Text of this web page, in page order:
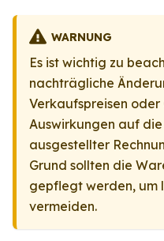
WARNUNG
Es ist wichtig zu
nachträgliche
Verkaufspreisen
Auswirkungen auf
ausgestellter
Grund sollten die
gepflegt werden, um
vermeiden.